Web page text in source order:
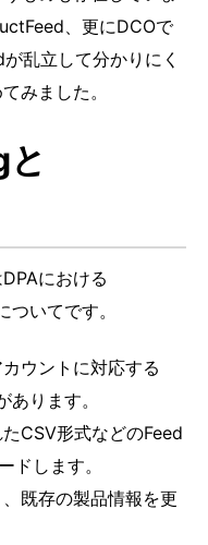
、更にDCOで
乱立して分かりにく
みました。
における
いてです。
ウントに対応する
ります。
CSV形式などのFeed
ドします。
既存の製品情報を更